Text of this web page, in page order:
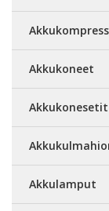
Akkukoneet
Akkukonesetit
Akkulamput